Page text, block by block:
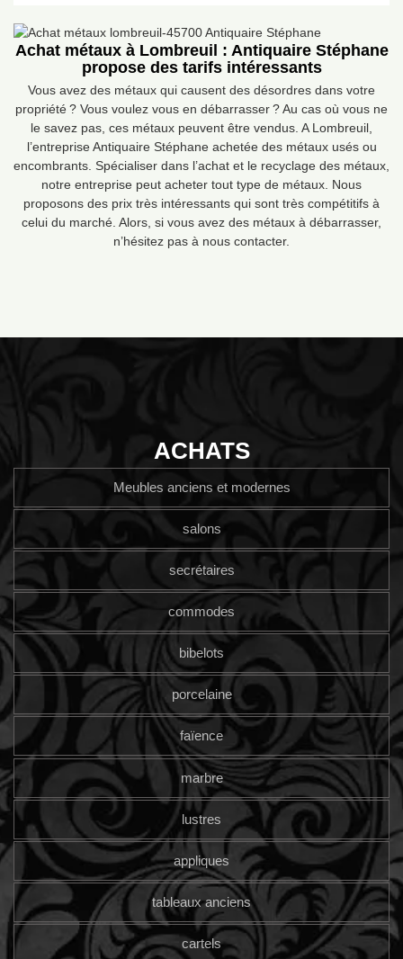
Achat métaux à Lombreuil : Antiquaire Stéphane
propose des tarifs intéressants
Vous avez des métaux qui causent des désordres dans votre
propriété ? Vous voulez vous en débarrasser ? Au cas où vous ne
le savez pas, ces métaux peuvent être vendus. A Lombreuil,
l’entreprise Antiquaire Stéphane achetée des métaux usés ou
encombrants. Spécialiser dans l’achat et le recyclage des métaux,
notre entreprise peut acheter tout type de métaux. Nous
proposons des prix très intéressants qui sont très compétitifs à
celui du marché. Alors, si vous avez des métaux à débarrasser,
n’hésitez pas à nous contacter.
ACHATS
Meubles anciens et modernes
salons
secrétaires
commodes
bibelots
porcelaine
faïence
marbre
lustres
appliques
tableaux anciens
cartels